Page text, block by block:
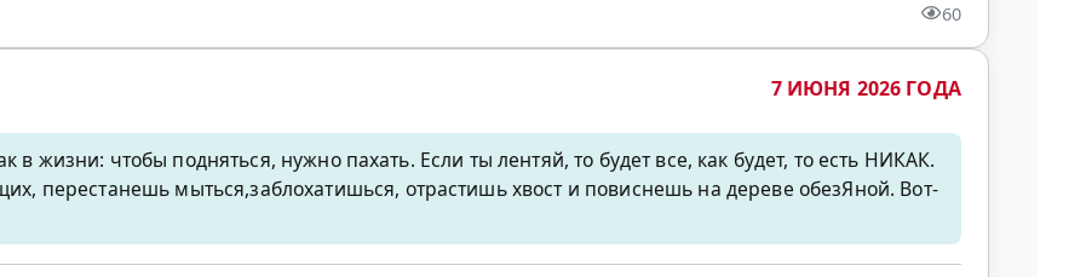
60
7 ИЮНЯ 2026 ГОДА
в жизни: чтобы подняться, нужно пахать. Если ты лентяй, то будет все, как будет, то есть НИКАК.
перестанешь мыться,заблохатишься, отрастишь хвост и повиснешь на дереве обезЯной. Вот-